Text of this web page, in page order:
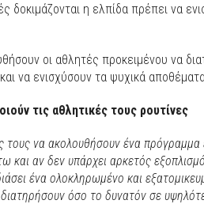
δοκιμάζονται η ελπίδα πρέπει να
οι αθλητές προκειμένου να
να ενισχύσουν τα ψυχικά
τις αθλητικές τους ρουτίνες
να ακολουθήσουν ένα πρόγραμμα
αν δεν υπάρχει αρκετός
ένα ολοκληρωμένο και
όσο το δυνατόν σε